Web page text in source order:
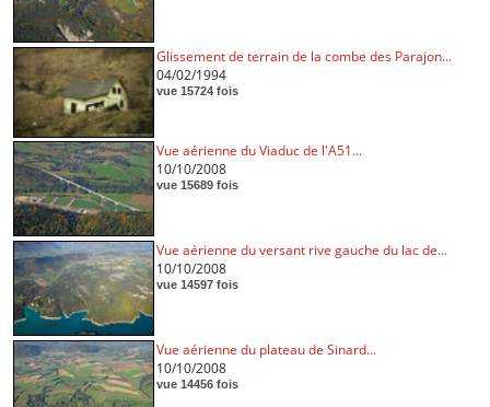
Glissement de terrain de la combe des Parajon...
04/02/1994
vue 15724 fois
Vue aérienne du Viaduc de l'A51...
10/10/2008
vue 15689 fois
Vue aérienne du versant rive gauche du lac de...
10/10/2008
vue 14597 fois
Vue aérienne du plateau de Sinard...
10/10/2008
vue 14456 fois